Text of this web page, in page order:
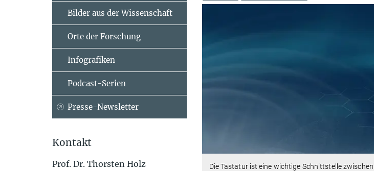
Die Tastatur ist eine wichtige Schnittstelle
Bilder aus der Wissenschaft
Orte der Forschung
Infografiken
Podcast-Serien
Presse-Newsletter
Kontakt
Prof. Dr. Thorsten Holz